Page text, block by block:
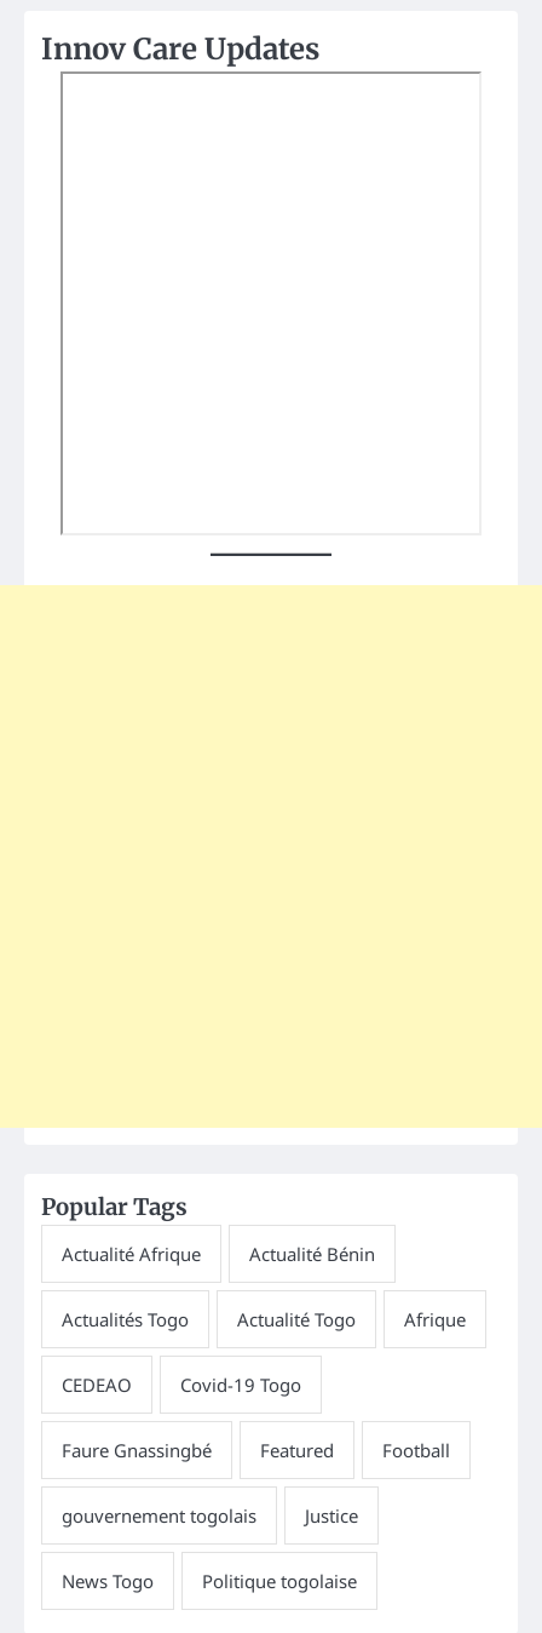
Innov Care Updates
Popular Tags